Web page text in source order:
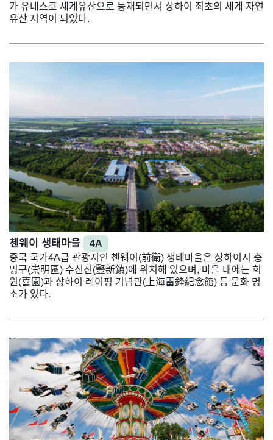
가 유네스코 세계유산으로 등재되면서 상하이 최초의 세계 자연
유산 지역이 되었다.
첸웨이 생태마을
4A
중국 국가4A급 관광지인 첸웨이(前衛) 생태마을은 상하이시 충
밍구(崇明區) 수신진(豎新鎮)에 위치해 있으며, 마을 내에는 희
원(喜園)과 상하이 레이펑 기념관(上海雷鋒紀念館) 등 문화 명
소가 있다.